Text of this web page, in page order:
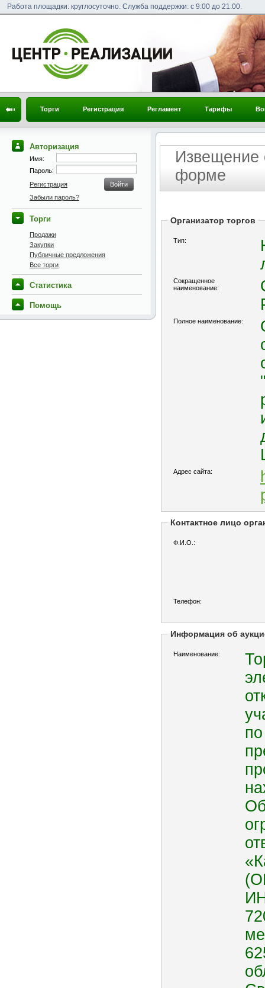
Работа площадки: круглосуточно. Служба поддержки: с 9:00 до 21:00.
Торги Регистрация Регламент Тарифы
Авторизация
Имя:
Пароль:
Регистрация
Забыли пароль?
Торги
Продажи
Закупки
Публичные предложения
Все торги
Статистика
Помощь
Извещение
форме
Организатор торгов
Тип:
Сокращенное
наименование:
Полное наименование:
Адрес сайта:
Контактное лицо
Ф.И.О.:
Телефон:
Информация об
Наименование: